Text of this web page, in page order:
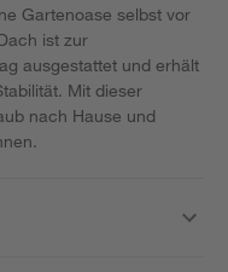
Gartenoase selbst vor
ist zur
ausgestattet und erhält
Mit dieser
nach Hause und